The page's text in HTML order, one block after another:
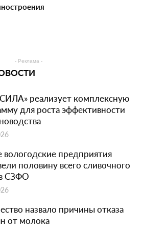
- Реклама -
реализует комплексную
для роста эффективности
предприятия
половину всего сливочного
СЗФО
назвало причины отказа
от молока